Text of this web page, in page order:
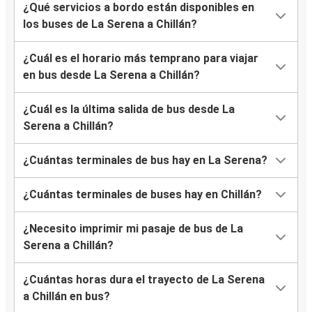
¿Qué servicios a bordo están disponibles en
los buses de La Serena a Chillán?
¿Cuál es el horario más temprano para viajar
en bus desde La Serena a Chillán?
¿Cuál es la última salida de bus desde La
Serena a Chillán?
¿Cuántas terminales de bus hay en La Serena?
¿Cuántas terminales de buses hay en Chillán?
¿Necesito imprimir mi pasaje de bus de La
Serena a Chillán?
¿Cuántas horas dura el trayecto de La Serena
a Chillán en bus?